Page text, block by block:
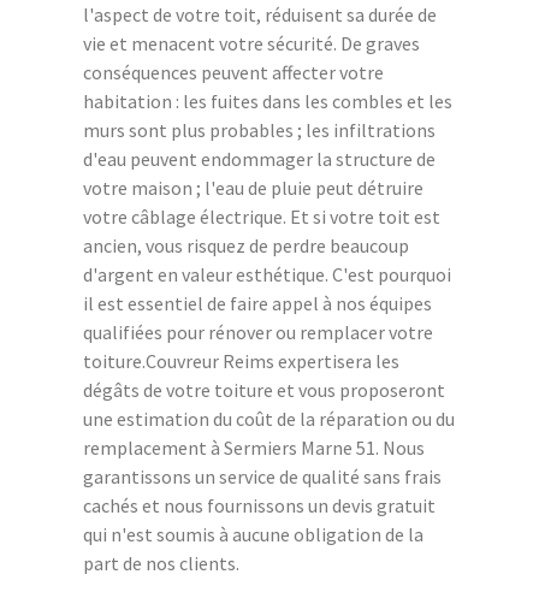
l'aspect de votre toit, réduisent sa durée de
vie et menacent votre sécurité. De graves
conséquences peuvent affecter votre
habitation : les fuites dans les combles et les
murs sont plus probables ; les infiltrations
d'eau peuvent endommager la structure de
votre maison ; l'eau de pluie peut détruire
votre câblage électrique. Et si votre toit est
ancien, vous risquez de perdre beaucoup
d'argent en valeur esthétique. C'est pourquoi
il est essentiel de faire appel à nos équipes
qualifiées pour rénover ou remplacer votre
toiture.Couvreur Reims expertisera les
dégâts de votre toiture et vous proposeront
une estimation du coût de la réparation ou du
remplacement à Sermiers Marne 51. Nous
garantissons un service de qualité sans frais
cachés et nous fournissons un devis gratuit
qui n'est soumis à aucune obligation de la
part de nos clients.